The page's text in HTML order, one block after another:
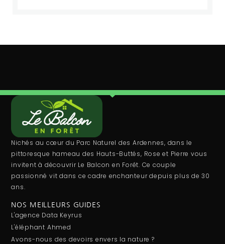
Nichés au cœur du Parc Naturel des Ardennes, dans le
pittoresque hameau des Hauts-Buttés, Rose et Pierre vous
invitent à découvrir Le Balcon en Forêt. Ce couple
passionné vit dans ce cadre enchanteur depuis plus de 30
ans.
NOS MEILLEURS GUIDES
L'agence Data Keyrus
L'éléphant Ahmed
Avons-nous des devoirs envers la nature ?